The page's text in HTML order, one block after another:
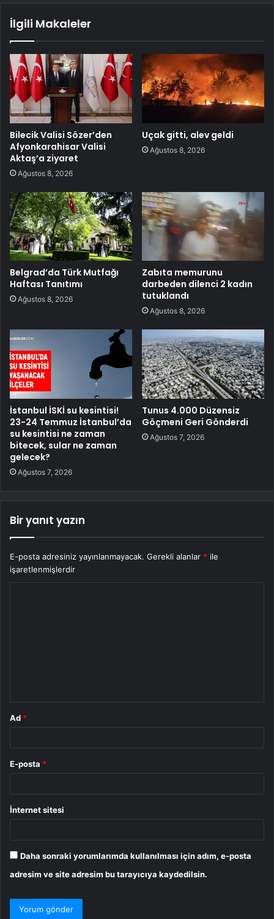
İlgili Makaleler
Bilecik Valisi Sözer’den
Afyonkarahisar Valisi
Aktaş’a ziyaret
Ağustos 8, 2026
Uçak gitti, alev geldi
Ağustos 8, 2026
Belgrad’da Türk Mutfağı
Haftası Tanıtımı
Ağustos 8, 2026
Zabıta memurunu
darbeden dilenci 2 kadın
tutuklandı
Ağustos 8, 2026
İstanbul İSKİ su kesintisi!
23-24 Temmuz İstanbul’da
su kesintisi ne zaman
bitecek, sular ne zaman
gelecek?
Ağustos 7, 2026
Tunus 4.000 Düzensiz
Göçmeni Geri Gönderdi
Ağustos 7, 2026
Bir yanıt yazın
E-posta adresiniz yayınlanmayacak. Gerekli alanlar * ile
işaretlenmişlerdir
Ad *
E-posta *
İnternet sitesi
Daha sonraki yorumlarımda kullanılması için adım, e-posta
adresim ve site adresim bu tarayıcıya kaydedilsin.